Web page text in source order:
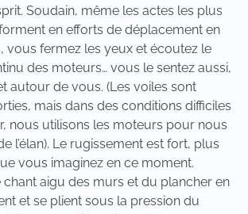
Soudain, même les actes les plus
en efforts de déplacement en
vous fermez les yeux et écoutez le
des moteurs… vous le sentez aussi,
autour de vous. (Les voiles sont
mais dans des conditions difficiles
nous utilisons les moteurs pour nous
l’élan). Le rugissement est fort, plus
vous imaginez en ce moment.
aigu des murs et du plancher en
et se plient sous la pression du